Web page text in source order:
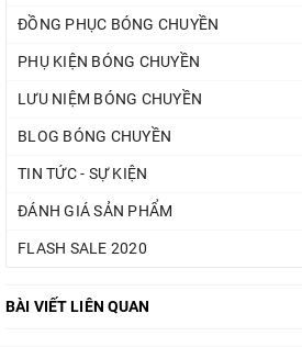
ĐỒNG PHỤC BÓNG CHUYỀN
PHỤ KIỆN BÓNG CHUYỀN
LƯU NIỆM BÓNG CHUYỀN
BLOG BÓNG CHUYỀN
TIN TỨC - SỰ KIỆN
ĐÁNH GIÁ SẢN PHẨM
FLASH SALE 2020
BÀI VIẾT LIÊN QUAN